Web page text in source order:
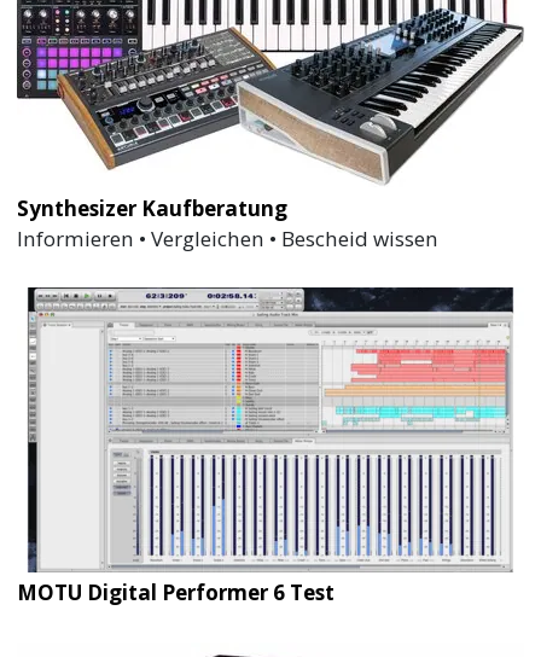
Synthesizer Kaufberatung
Informieren • Vergleichen • Bescheid wissen
MOTU Digital Performer 6 Test